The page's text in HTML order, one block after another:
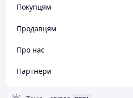
Покупцям
Продавцям
Про нас
Партнери